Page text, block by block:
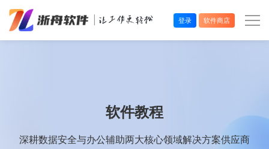
登录 软件商店
软件教程
深耕数据安全与办公辅助两大核心领域解决方案供应商